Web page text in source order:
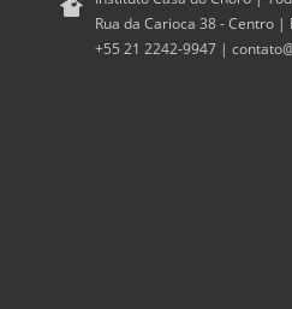
Rua da Carioca 38 - Centro |
+55 21 2242-9947 |